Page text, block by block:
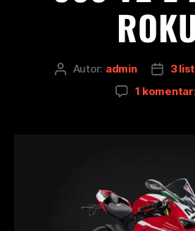
Autor: admin
3
1